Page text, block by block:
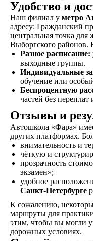
Удобство и
Наш филиал у метро
адресу: Гражданский
центральная точка
Выборгского районов.
Разное расписание:
выходные группы.
Индивидуальные
обучение или
Беспроцентную
частей без
Отзывы и
Автошкола «Фара»
других платформах.
внимательность и
чёткую и
прозрачность
экзамен»;
удобное
Санкт-Петербурге
К сожалению,
маршруты для
этим, чтобы вы могли
дорожных условиях.
ОСТАВИТЬ
не любишь
Просто